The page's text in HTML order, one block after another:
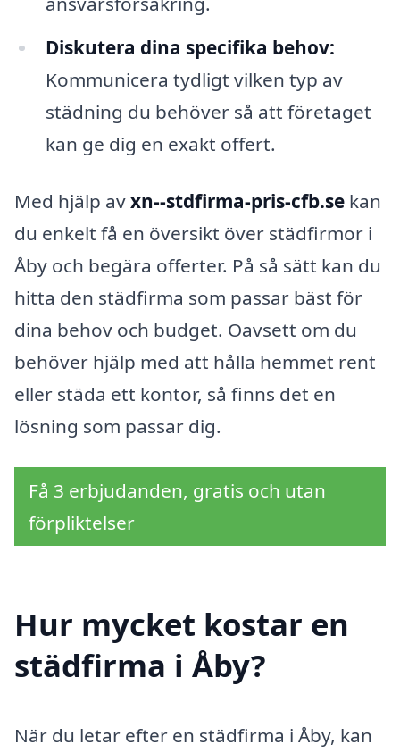
Diskutera dina specifika behov:
Kommunicera tydligt vilken typ av
städning du behöver så att företaget
kan ge dig en exakt offert.
Med hjälp avxn--stdfirma-pris-cfb.se kan
du enkelt få en översikt över städfirmor i
Åby och begära offerter. På så sätt kan du
hitta den städfirma som passar bäst för
dina behov och budget. Oavsett om du
behöver hjälp med att hålla hemmet rent
eller städa ett kontor, så finns det en
lösning som passar dig.
Få 3 erbjudanden, gratis och utan
förpliktelser
Hur mycket kostar en
städfirma i Åby?
När du letar efter en städfirma i Åby, kan